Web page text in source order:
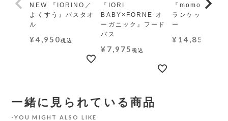
NEW 『IORINO／
よくすう』バスタオ
ル
¥4,950税込
『IORI
BABY×FORNE オ
ーガニック』フード
バス
¥ 7,975税込
『momo-モモ』
ランケット レギ
ー
¥ 14,850
一緒に見られている商品
YOU MIGHT ALSO LIKE